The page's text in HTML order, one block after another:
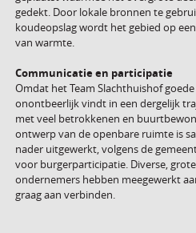
gedekt. Door lokale bronnen te
koudeopslag wordt het gebied op
van warmte.
Communicatie en participatie
Omdat het Team Slachthuishof
onontbeerlijk vindt in een dergelijk
met veel betrokkenen en
ontwerp van de openbare ruimte is
nader uitgewerkt, volgens de
voor burgerparticipatie. Diverse,
ondernemers hebben meegewerkt
graag aan verbinden.